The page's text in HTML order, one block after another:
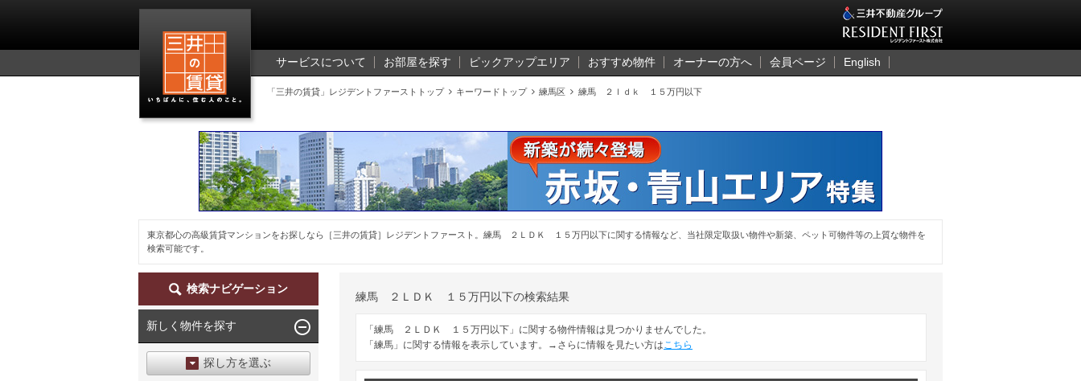
サービスについて お部屋を探す ピックアップエリア おすすめ物件 オーナーの方へ 会員ページ English
「三井の賃貸」レジデントファーストトップ  キーワードトップ  練馬区  練馬 ２ｌｄｋ １５万円以下
東京都心の高級賃貸マンションをお探しなら［三井の賃貸］レジデントファースト。練馬 ２ＬＤＫ １５万円以下に関する情報など、当社限定取扱い物件や新築、ペット可物件等の上質な物件を
検索可能です。
練馬 ２ＬＤＫ １５万円以下の検索結果
「練馬 ２ＬＤＫ １５万円以下」に関する物件情報は見つかりませんでした。
「練馬」に関する情報を表示しています。→さらに情報を見たい方はこちら
検索ナビゲーション
新しく物件を探す
探し方を選ぶ